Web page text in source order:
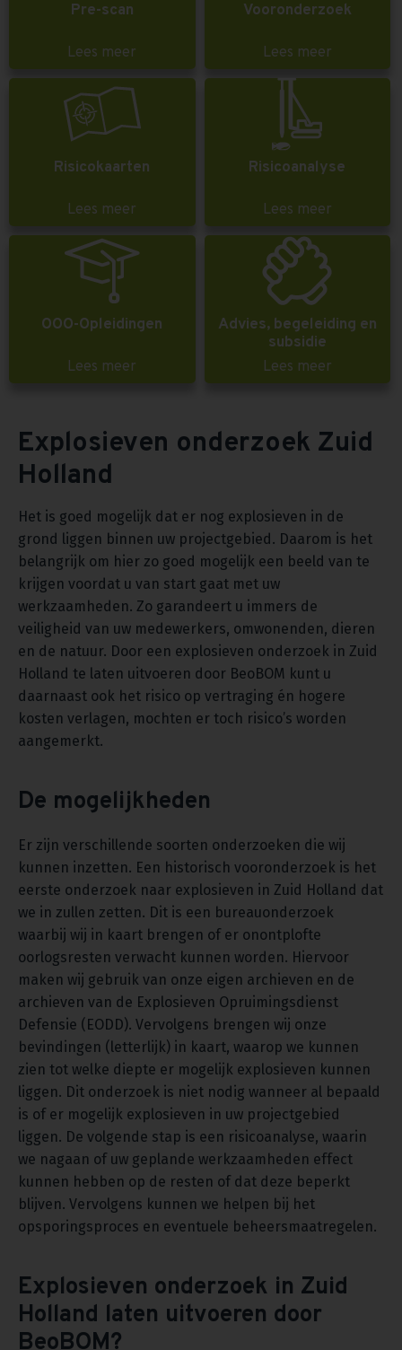
Pre-scan
Lees meer
Vooronderzoek
Lees meer
Risicokaarten
Lees meer
Risicoanalyse
Lees meer
OOO-Opleidingen
Lees meer
Advies, begeleiding en
subsidie
Lees meer
Explosieven onderzoek Zuid
Holland
Het is goed mogelijk dat er nog explosieven in de
grond liggen binnen uw projectgebied. Daarom is het
belangrijk om hier zo goed mogelijk een beeld van te
krijgen voordat u van start gaat met uw
werkzaamheden. Zo garandeert u immers de
veiligheid van uw medewerkers, omwonenden, dieren
en de natuur. Door een explosieven onderzoek in Zuid
Holland te laten uitvoeren door BeoBOM kunt u
daarnaast ook het risico op vertraging én hogere
kosten verlagen, mochten er toch risico’s worden
aangemerkt.
De mogelijkheden
Er zijn verschillende soorten onderzoeken die wij
kunnen inzetten. Een historisch vooronderzoek is het
eerste onderzoek naar explosieven in Zuid Holland dat
we in zullen zetten. Dit is een bureauonderzoek
waarbij wij in kaart brengen of er onontplofte
oorlogsresten verwacht kunnen worden. Hiervoor
maken wij gebruik van onze eigen archieven en de
archieven van de Explosieven Opruimingsdienst
Defensie (EODD). Vervolgens brengen wij onze
bevindingen (letterlijk) in kaart, waarop we kunnen
zien tot welke diepte er mogelijk explosieven kunnen
liggen. Dit onderzoek is niet nodig wanneer al bepaald
is of er mogelijk explosieven in uw projectgebied
liggen. De volgende stap is een risicoanalyse, waarin
we nagaan of uw geplande werkzaamheden effect
kunnen hebben op de resten of dat deze beperkt
blijven. Vervolgens kunnen we helpen bij het
opsporingsproces en eventuele beheersmaatregelen.
Explosieven onderzoek in Zuid
Holland laten uitvoeren door
BeoBOM?